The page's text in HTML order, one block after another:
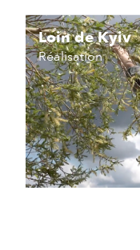
Loin de Kyiv
Réalisation